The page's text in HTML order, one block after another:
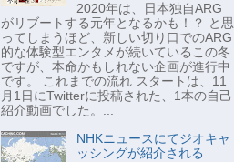
2020年は、日本独自ARG
がリブートする元年となるかも！？ と思
ってしまうほど、新しい切り口でのARG
的な体験型エンタメが続いているこの冬
ですが、本命かもしれない企画が進行中
です。 これまでの流れ スタートは、11
月1日にTwitterに投稿された、1本の自己
紹介動画でした。...
NHKニュースにてジオキャ
ッシングが紹介される